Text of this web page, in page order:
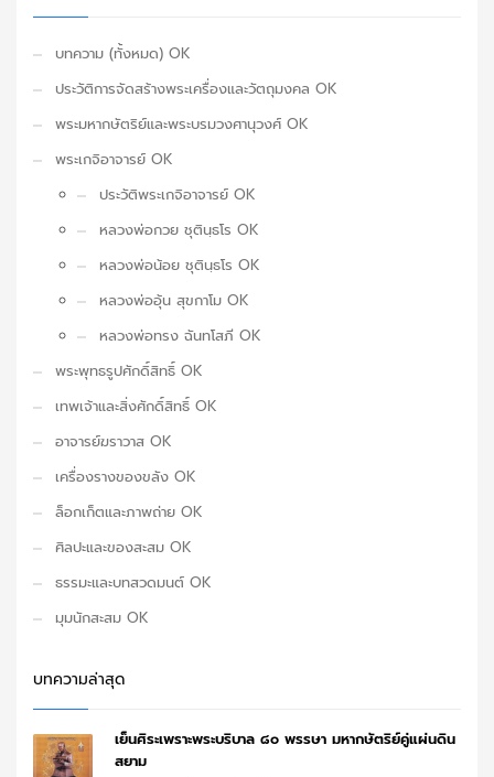
บทความ (ทั้งหมด) OK
ประวัติการจัดสร้างพระเครื่องและวัตถุมงคล OK
พระมหากษัตริย์และพระบรมวงศานุวงศ์ OK
พระเกจิอาจารย์ OK
ประวัติพระเกจิอาจารย์ OK
หลวงพ่อกวย ชุตินฺธโร OK
หลวงพ่อน้อย ชุตินฺธโร OK
หลวงพ่ออุ้น สุขกาโม OK
หลวงพ่อทรง ฉันทโสภี OK
พระพุทธรูปศักดิ์สิทธิ์ OK
เทพเจ้าและสิ่งศักดิ์สิทธิ์ OK
อาจารย์ฆราวาส OK
เครื่องรางของขลัง OK
ล็อกเก็ตและภาพถ่าย OK
ศิลปะและของสะสม OK
ธรรมะและบทสวดมนต์ OK
มุมนักสะสม OK
บทความล่าสุด
เย็นศิระเพราะพระบริบาล ๘๐ พรรษา มหากษัตริย์คู่แผ่นดิน
สยาม